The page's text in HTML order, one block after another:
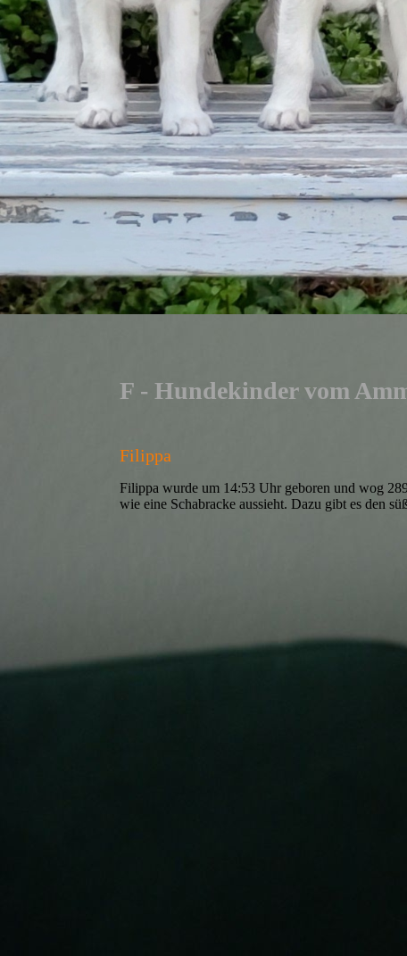
F - Hundekinder vom
Filippa
Filippa wurde um 14:53 Uhr geboren und wog
wie eine Schabracke aussieht. Dazu gibt es den